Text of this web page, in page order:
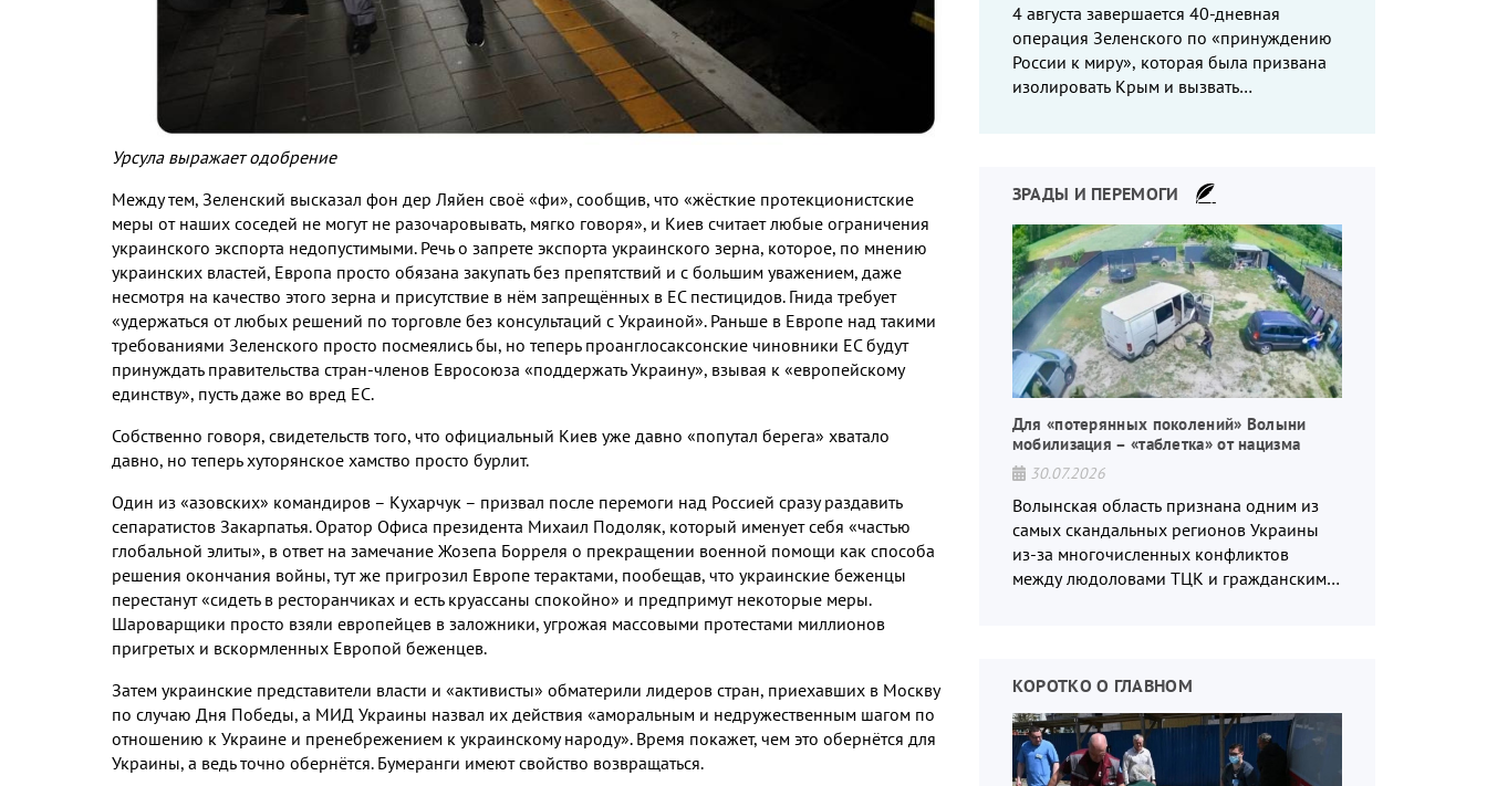
Урсула выражает одобрение
Между тем, Зеленский высказал фон дер Ляйен своё «фи», сообщив, что «жёсткие протекционистские
меры от наших соседей не могут не разочаровывать, мягко говоря», и Киев считает любые ограничения
украинского экспорта недопустимыми. Речь о запрете экспорта украинского зерна, которое, по мнению
украинских властей, Европа просто обязана закупать без препятствий и с большим уважением, даже
несмотря на качество этого зерна и присутствие в нём запрещённых в ЕС пестицидов. Гнида требует
«удержаться от любых решений по торговле без консультаций с Украиной». Раньше в Европе над такими
требованиями Зеленского просто посмеялись бы, но теперь проанглосаксонские чиновники ЕС будут
принуждать правительства стран-членов Евросоюза «поддержать Украину», взывая к «европейскому
единству», пусть даже во вред ЕС.
Собственно говоря, свидетельств того, что официальный Киев уже давно «попутал берега» хватало
давно, но теперь хуторянское хамство просто бурлит.
Один из «азовских» командиров – Кухарчук – призвал после перемоги над Россией сразу раздавить
сепаратистов Закарпатья. Оратор Офиса президента Михаил Подоляк, который именует себя «частью
глобальной элиты», в ответ на замечание Жозепа Борреля о прекращении военной помощи как способа
решения окончания войны, тут же пригрозил Европе терактами, пообещав, что украинские беженцы
перестанут «сидеть в ресторанчиках и есть круассаны спокойно» и предпримут некоторые меры.
Шароварщики просто взяли европейцев в заложники, угрожая массовыми протестами миллионов
пригретых и вскормленных Европой беженцев.
Затем украинские представители власти и «активисты» обматерили лидеров стран, приехавших в Москву
по случаю Дня Победы, а МИД Украины назвал их действия «аморальным и недружественным шагом по
отношению к Украине и пренебрежением к украинскому народу». Время покажет, чем это обернётся для
Украины, а ведь точно обернётся. Бумеранги имеют свойство возвращаться.
4 августа завершается 40-дневная
операция Зеленского по «принуждению
России к миру», которая была призвана
изолировать Крым и вызвать
ЗРАДЫ И ПЕРЕМОГИ
Для «потерянных поколений» Волыни
мобилизация – «таблетка» от нацизма
30.07.2026
Волынская область признана одним из
самых скандальных регионов Украины
из-за многочисленных конфликтов
между людоловами ТЦК и гражданским
КОРОТКО О ГЛАВНОМ